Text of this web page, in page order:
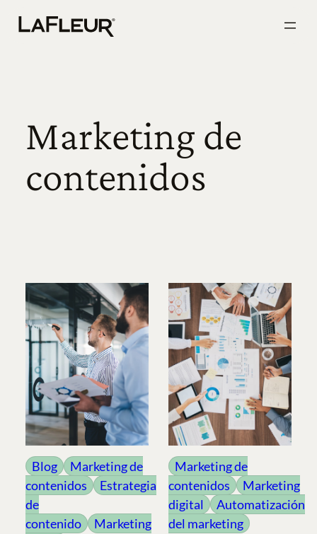
Marketing de
contenidos
Blog
Marketing de
contenidos
Estrategia
de
contenido
Marketing
Marketing de
contenidos
Marketing
digital
Automatización
del marketing